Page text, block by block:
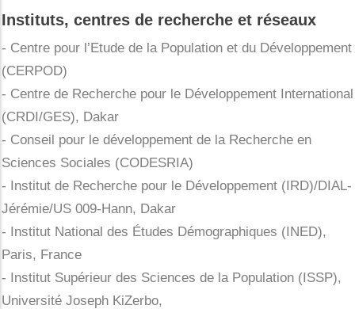
Instituts, centres de recherche et réseaux
- Centre pour l’Etude de la Population et du Développement
(CERPOD)
- Centre de Recherche pour le Développement International
(CRDI/GES), Dakar
- Conseil pour le développement de la Recherche en
Sciences Sociales (CODESRIA)
- Institut de Recherche pour le Développement (IRD)/DIAL-
Jérémie/US 009-Hann, Dakar
- Institut National des Études Démographiques (INED),
Paris, France
- Institut Supérieur des Sciences de la Population (ISSP),
Université Joseph KiZerbo,